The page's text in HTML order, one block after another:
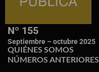
Nº 155
Septiembre – octubre 2025
QUIÉNES SOMOS
NÚMEROS ANTERIORES